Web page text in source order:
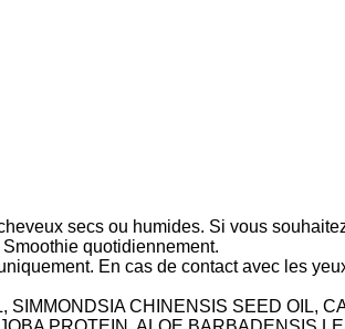
secs ou humides. Si vous
quotidiennement.
En cas de contact avec les
SIMMONDSIA CHINENSIS SEED OIL,